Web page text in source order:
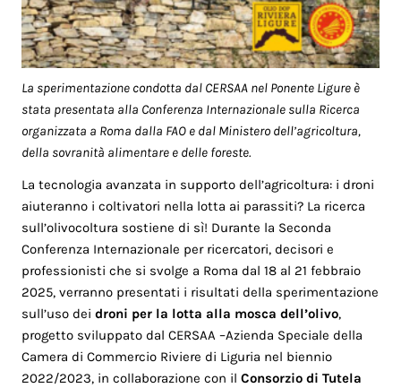
La sperimentazione condotta dal CERSAA nel Ponente Ligure è
stata presentata alla Conferenza Internazionale sulla Ricerca
organizzata a Roma dalla FAO e dal Ministero dell’agricoltura,
della sovranità alimentare e delle foreste.
La tecnologia avanzata in supporto dell’agricoltura: i droni
aiuteranno i coltivatori nella lotta ai parassiti? La ricerca
sull’olivocoltura sostiene di sì! Durante la Seconda
Conferenza Internazionale per ricercatori, decisori e
professionisti che si svolge a Roma dal 18 al 21 febbraio
2025, verranno presentati i risultati della sperimentazione
sull’uso deidroni per la lotta alla mosca dell’olivo,
progetto sviluppato dal CERSAA –Azienda Speciale della
Camera di Commercio Riviere di Liguria nel biennio
2022/2023, in collaborazione con ilConsorzio di Tutela